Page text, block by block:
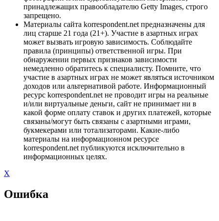
принадлежащих правообладателю Getty Images, строго
запрещено.
Материалы сайта korrespondent.net предназначены для
лиц старше 21 года (21+). Участие в азартных играх
может вызвать игровую зависимость. Соблюдайте
правила (принципы) ответственной игры. При
обнаружении первых признаков зависимости
немедленно обратитесь к специалисту. Помните, что
участие в азартных играх не может являться источником
доходов или альтернативой работе. Информационный
ресурс korrespondent.net не проводит игры на реальные
и/или виртуальные деньги, сайт не принимает ни в
какой форме оплату ставок и других платежей, которые
связаны/могут быть связаны с азартными играми,
букмекерами или тотализаторами. Какие-либо
материалы на информационном ресурсе
korrespondent.net публикуются исключительно в
информационных целях.
X
Ошибка